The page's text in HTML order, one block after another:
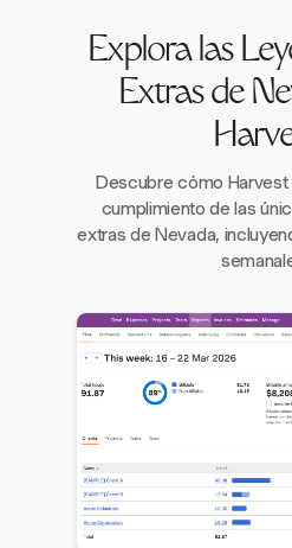
Explora las
Extras de
Descubre cómo Harvest
cumplimiento de las
extras de Nevada,